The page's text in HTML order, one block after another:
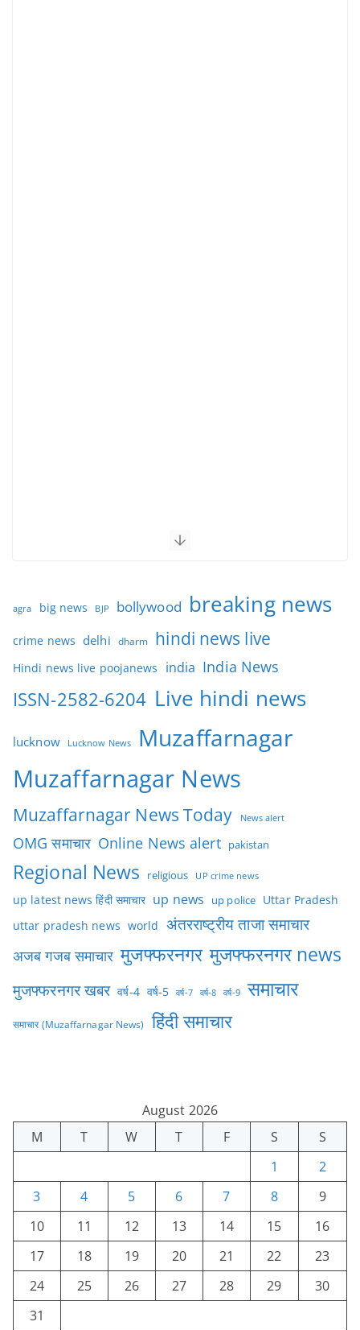
agra big news BJP bollywood breaking news
crime news delhi dharm hindi news live
Hindi news live poojanews india India News
ISSN-2582-6204 Live hindi news
lucknow Lucknow News Muzaffarnagar
Muzaffarnagar News
Muzaffarnagar News Today News alert
OMG समाचार Online News alert pakistan
Regional News religious UP crime news
up latest news हिंदी समाचार up news up police Uttar Pradesh
uttar pradesh news world अंतरराष्ट्रीय ताजा समाचार
अजब गजब समाचार मुजफ्फरनगर मुजफ्फरनगर news
मुजफ्फरनगर खबर वर्ष-4 वर्ष-5 वर्ष-7 वर्ष-8 वर्ष-9 समाचार
समाचार (Muzaffarnagar News) हिंदी समाचार
August 2026
M
T W T F S
S
1
2
3
4 5 6 7 8
9
10
11 12 13 14 15
16
17
18 19 20 21 22
23
24
25 26 27 28 29
30
31